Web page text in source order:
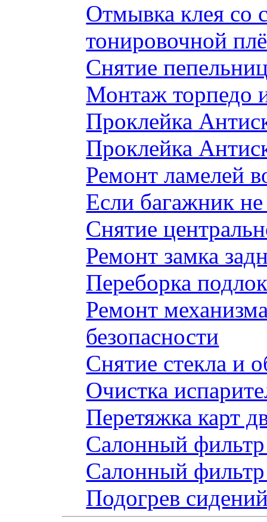
Отмывка клея со
тонировочной
Снятие
Монтаж торпедо
Проклейка
Проклейка
Ремонт ламелей
Если багажник
Снятие
Ремонт замка
Переборка
Ремонт
безопасности
Снятие стекла и
Очистка
Перетяжка карт
Салонный фильтр
Салонный фильтр
Подогрев